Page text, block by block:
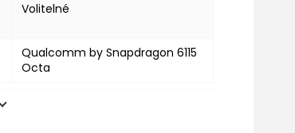
Volitelné
Qualcomm by Snapdragon 6115
Octa